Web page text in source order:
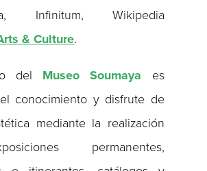
Infinitum, Wikipedia
& Culture.
del Museo Soumaya es
conocimiento y disfrute de
mediante la realización
permanentes,